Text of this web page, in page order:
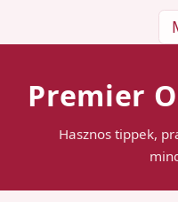
Premier
Hasznos tippek,